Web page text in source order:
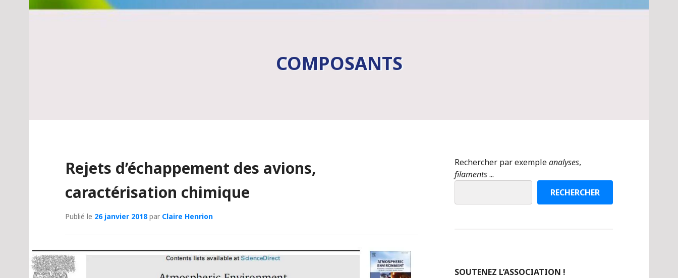
COMPOSANTS
Rejets d’échappement des avions,
caractérisation chimique
Publié le 26 janvier 2018par Claire Henrion
Rechercher par exempleanalyses,
filaments...
RECHERCHER
SOUTENEZ L’ASSOCIATION !